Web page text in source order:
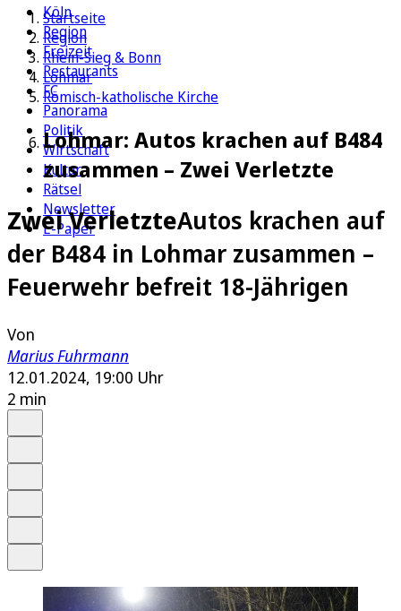
Köln
Region
Freizeit
Restaurants
FC
Panorama
Politik
Wirtschaft
Kultur
Rätsel
Newsletter
E-Paper
Startseite
Region
Rhein-Sieg & Bonn
Lohmar
Römisch-katholische Kirche
Lohmar: Autos krachen auf B484
zusammen – Zwei Verletzte
Zwei VerletzteAutos krachen auf
der B484 in Lohmar zusammen –
Feuerwehr befreit 18-Jährigen
Von
Marius Fuhrmann
12.01.2024, 19:00 Uhr
2 min